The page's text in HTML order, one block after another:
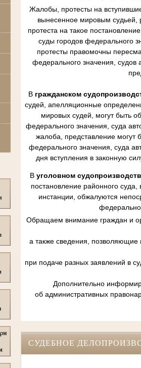
Жалобы, протесты на
вынесенное мировым судьей,
протеста на такое
суды городов федерального
протесты правомочны
федерального значения, судов
В гражданском
судей, апелляционные
мировых судей, могут быть
федерального значения, суда
жалоба, представление могут
федерального значения, суда
дня вступления в законную
В уголовном
постановление районного
инстанции, обжалуются
Обращаем внимание граждан и
а также сведения, позволяющие
при подаче разных заявлений в
Дополнительно
об административных
СУДЕБНОЕ